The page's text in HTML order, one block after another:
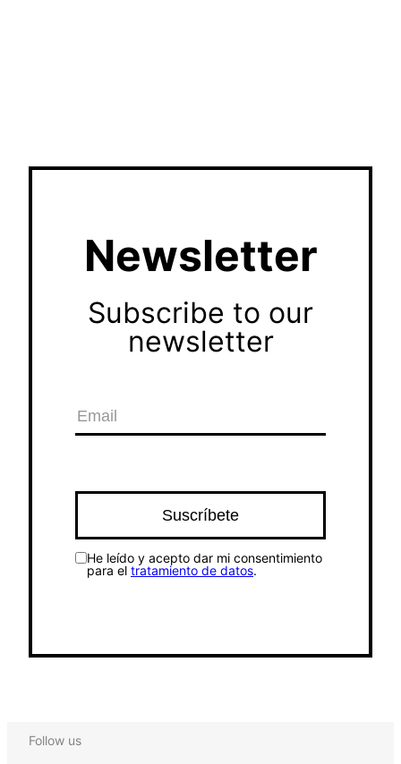
Newsletter
Subscribe to our
newsletter
He leído y acepto dar mi consentimiento
para el tratamiento de datos.
Follow us